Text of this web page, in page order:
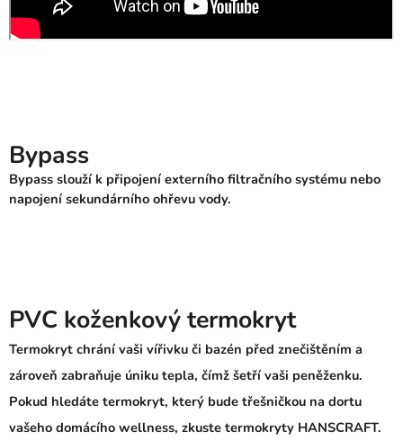
Bypass
Bypass slouží k připojení externího filtračního systému nebo
napojení sekundárního ohřevu vody.
PVC koženkový termokryt
Termokryt chrání vaši vířivku či bazén před znečištěním a
zároveň zabraňuje úniku tepla, čímž šetří vaši peněženku.
Pokud hledáte termokryt, který bude třešničkou na dortu
vašeho domácího wellness, zkuste termokryty HANSCRAFT.